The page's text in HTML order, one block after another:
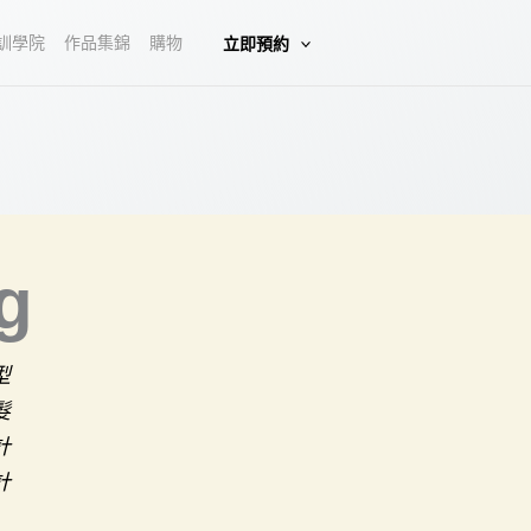
學院 作品集錦 購物 立即預約